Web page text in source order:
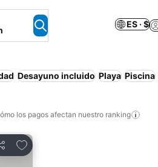
ES · $
Desayuno incluido Playa Piscina
los pagos afectan nuestro ranking
Compartir
Agregar a favoritos